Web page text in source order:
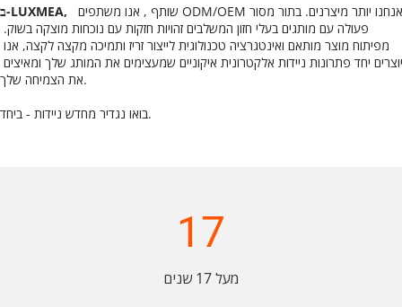
ב-LUXMEA,
אנחנו יותר מיצרנים. בתור מסור שותף ODM/OEM
את הצמיחה שלך.
בואו נגדיר מחדש ניידות - ביחד.
17
מעל 17 שנים